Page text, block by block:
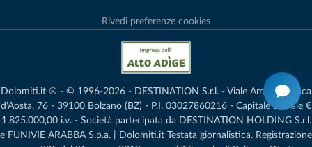
Rivedi preferenze cookies
Dolomiti.it ® - © 1996-2026 - DESTINATION S.r.l. - Viale Amedeo Duca
d'Aosta, 76 - 39100 Bolzano (BZ) - P.I. 03027860216 - Capitale Sociale €
1.825.000,00 i.v. - Società partecipata da DESTINATION HOLDING S.r.l.
e FUNIVIE ARABBA S.p.a. | Dolomiti.it Testata giornalistica. Registrazione